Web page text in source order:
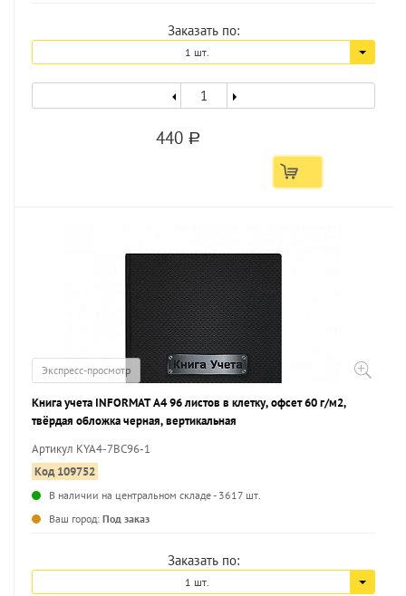
Заказать по:
1 шт.
440 a
Экспресс-просмотр
Книга учета INFORMAT А4 96 листов в клетку, офсет 60 г/м2,
твёрдая обложка черная, вертикальная
Артикул KYA4-7BC96-1
Код 109752
В наличии на центральном складе - 3617 шт.
Ваш город: Под заказ
Заказать по:
1 шт.